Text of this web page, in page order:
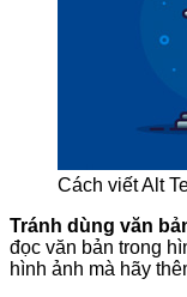
Cách viết Alt
Tránh dùng văn
đọc văn bản trong
hình ảnh mà hãy